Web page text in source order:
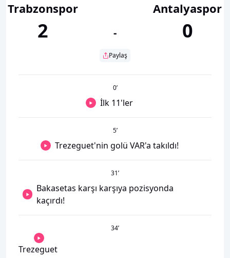
Trabzonspor
2 -
Paylaş
Antalyaspor
0
0’
İlk 11'ler
5’
Trezeguet'nin golü VAR'a takıldı!
31’
Bakasetas karşı karşıya pozisyonda
kaçırdı!
34’
Trezeguet